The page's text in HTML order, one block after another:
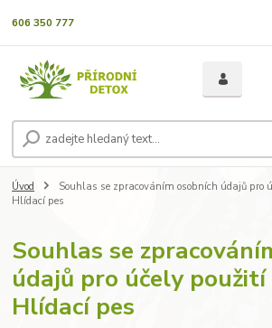
606 350 777
Úvod
Souhlas se zpracováním osobních údajů pro
Hlídací pes
Souhlas se
údajů pro účely
Hlídací pes